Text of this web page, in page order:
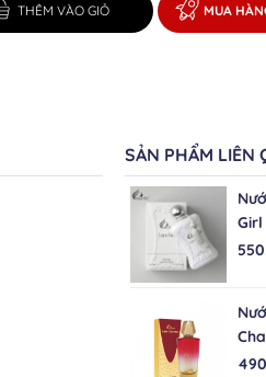
THÊM VÀO GIỎ MUA
SẢN PHẨM LIÊN
Girl